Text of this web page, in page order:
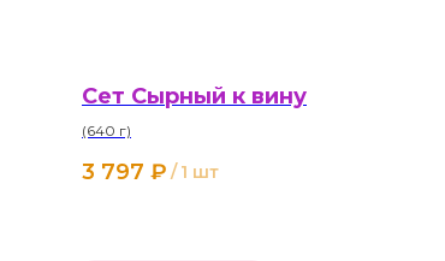
Сет Сырный к вину
(640 г)
3 797 ₽ / 1 шт